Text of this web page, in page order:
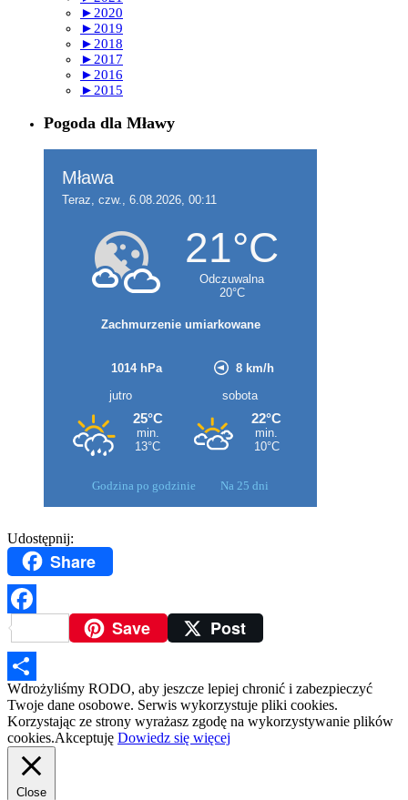
► 2020
► 2019
► 2018
► 2017
► 2016
► 2015
Pogoda dla Mławy
Godzina po godzinie Na 25 dni
Udostępnij:
Share
FacebookSave Post
Podziel
się
Wdrożyliśmy RODO, aby jeszcze lepiej chronić i zabezpieczyć
Twoje dane osobowe. Serwis wykorzystuje pliki cookies.
Korzystając ze strony wyrażasz zgodę na wykorzystywanie plików
cookies.Akceptuję Dowiedz się więcej
Close